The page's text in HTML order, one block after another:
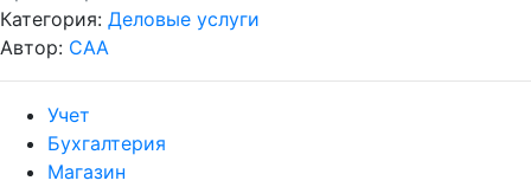
Категория: Деловые услуги
Автор: CAA
Учет
Бухгалтерия
Магазин